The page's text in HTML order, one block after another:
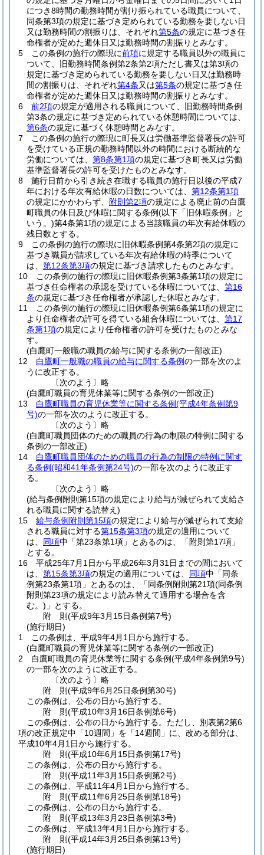
につき8時間の勤務時間が割り振られている職員について、
同条第3項の規定に基づき定められている勤務を要しない日
又は勤務時間の割振りは、それぞれ第5条の規定に基づき任
命権者が定めた週休日又は勤務時間の割振りとみなす。
5
この条例の施行の際現に前項に規定する職員以外の職員に
ついて、旧勤務時間条例第2条第2項ただし書又は第3項の
規定に基づき定められている勤務を要しない日又は勤務時
間の割振りは、それぞれ第4条又は第5条の規定に基づき任
命権者が定めた週休日又は勤務時間の割振りとみなす。
6
前2項の規定が適用される職員について、旧勤務時間条例
第3条の規定に基づき定められている休憩時間については、
第6条の規定に基づく休憩時間とみなす。
7
この条例の施行の際現に町長又は労働基準監督署長の許可
を受けている正規の勤務時間以外の時間における断続的な
労働については、 第8条第1項の規定に基づき町長又は労働
基準監督署長の許可を受けたものとみなす。
8
施行日前から引き続き在職する職員の施行日以後の平成7
年における年次有給休暇の日数については、 第12条第1項
の規定にかかわらず、
附則第2項の規定による廃止前の白鷹
町職員の休日及び休暇に関する条例(以下「旧休暇条例」と
いう。)第4条第1項の規定による当該職員の年次有給休暇の
残日数とする。
9
この条例の施行の際現に旧休暇条例第4条第2項の規定に
基づき職員が請求している年次有給休暇の時季について
は、 第12条第3項の規定に基づき請求したものとみなす。
10
この条例の施行の際現に旧休暇条例第3条第1項の規定に
基づき任命権者の承認を受けている休暇については、 第16
条の規定に基づき任命権者が承認した休暇とみなす。
11
この条例の施行の際現に旧休暇条例第6条第1項の規定に
より任命権者の許可を得ている組合休暇については、 第17
条第1項の規定により任命権者の許可を受けたものとみな
す。
(白鷹町一般職の職員の給与に関する条例の一部改正)
12
白鷹町一般職の職員の給与に関する条例の一部を次のよ
うに改正する。
〔次のよう〕略
(白鷹町職員の育児休業等に関する条例の一部改正)
13
白鷹町職員の育児休業等に関する条例(平成4年条例第9
号)の一部を次のように改正する。
〔次のよう〕略
(白鷹町職員団体のための職員の行為の制限の特例に関する
条例の一部改正)
14
白鷹町職員団体のための職員の行為の制限の特例に関す
る条例(昭和41年条例第24号)の一部を次のように改正す
る。
〔次のよう〕略
(給与条例附則第15項の規定により給与が減ぜられて支給さ
れる職員に関する読替え)
15
給与条例附則第15項の規定により給与が減ぜられて支給
される職員に対する第15条第3項の規定の適用について
は、 同項中「第23条第1項」とあるのは、「附則第17項」
とする。
16
平成25年7月1日から平成26年3月31日までの間において
は、 第15条第3項の規定の適用については、 同項中「同条
例第23条第1項」とあるのは、「同条例附則第21項(同条例
附則第23項の規定により読み替えて適用する場合を含
む。) 」とする。
附 則(平成9年3月15日条例第7号)
(施行期日)
1
この条例は、平成9年4月1日から施行する。
(白鷹町職員の育児休業等に関する条例の一部改正)
2
白鷹町職員の育児休業等に関する条例(平成4年条例第9号)
の一部を次のように改正する。
〔次のよう〕略
附 則(平成9年6月25日条例第30号)
この条例は、公布の日から施行する。
附 則(平成10年3月16日条例第6号)
この条例は、公布の日から施行する。 ただし、別表第2第6
項の改正規定中「10週間」を「14週間」に、改める部分は、
平成10年4月1日から施行する。
附 則(平成10年6月15日条例第17号)
この条例は、公布の日から施行する。
附 則(平成11年3月15日条例第2号)
この条例は、平成11年4月1日から施行する。
附 則(平成11年6月25日条例第18号)
この条例は、公布の日から施行する。
附 則(平成13年3月23日条例第3号)
この条例は、平成13年4月1日から施行する。
附 則(平成14年3月25日条例第13号)
(施行期日)